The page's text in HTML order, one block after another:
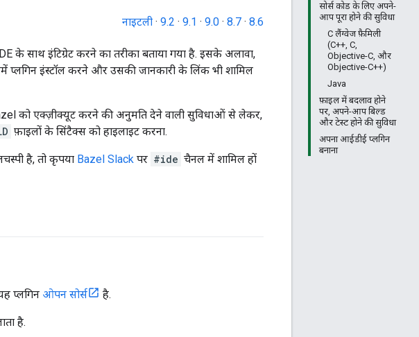
सोर्स कोड के लिए अपने-
आप पूरा होने की सुविधा
C लैंग्वेज फ़ैमिली
(C++, C,
Objective-C, और
Objective-C++)
Java
फ़ाइल में बदलाव होने
पर, अपने-आप बिल्ड
और टेस्ट होने की सुविधा
अपना आईडीई प्लगिन
बनाना
नाइटली · 9.2 · 9.1 · 9.0 · 8.7 · 8.6
साथ इंटिग्रेट करने का तरीका बताया गया है. इसके अलावा,
प्लगिन इंस्टॉल करने और उसकी जानकारी के लिंक भी शामिल
को एक्ज़ीक्यूट करने की अनुमति देने वाली सुविधाओं से लेकर,
फ़ाइलों के सिंटैक्स को हाइलाइट करना.
है, तो कृपया Bazel Slack पर #ide चैनल में शामिल हों
प्लगिन ओपन सोर्स है.
है.